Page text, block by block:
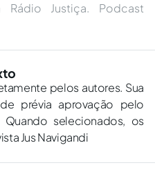
Rádio Justiça. Podcast
pelos autores. Sua
prévia aprovação pelo
selecionados, os
Jus Navigandi